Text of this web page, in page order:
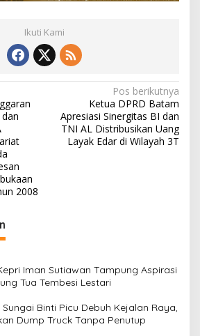
Ikuti Kami
2008
Pos berikutnya
Ketua DPRD Batam
Apresiasi Sinergitas BI dan
TNI AL Distribusikan Uang
Layak Edar di Wilayah 3T
Iman Sutiawan Tampung Aspirasi
Tua Tembesi Lestari
Sungai Binti Picu Debuh Kejalan Raya,
Dump Truck Tanpa Penutup